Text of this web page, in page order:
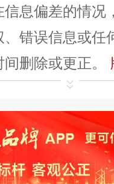
息偏差的情况
错误信息或任
删除或更正。
有内容（文字
产权归本站所
本站不生产产
供中介服务。